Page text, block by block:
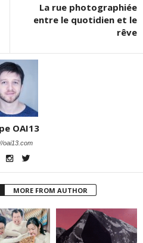
La rue photographiée
entre le quotidien et le
rêve
OAI13
oai13.com
MORE FROM AUTHOR